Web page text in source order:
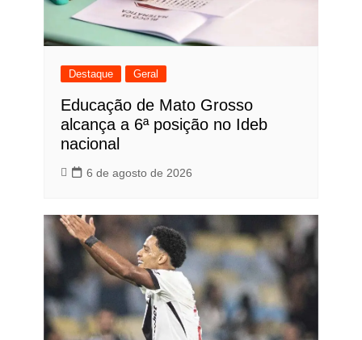
Destaque Geral
Educação de Mato Grosso
alcança a 6ª posição no Ideb
nacional
6 de agosto de 2026